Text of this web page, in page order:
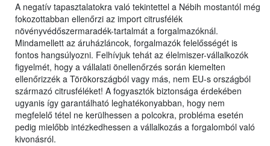
A negatív tapasztalatokra való tekintettel a Nébih mostantól még
fokozottabban ellenőrzi az import citrusfélék
növényvédőszermaradék-tartalmát a forgalmazóknál.
Mindamellett az áruházláncok, forgalmazók felelősségét is
fontos hangsúlyozni. Felhívjuk tehát az élelmiszer-vállalkozók
figyelmét, hogy a vállalati önellenőrzés során kiemelten
ellenőrizzék a Törökországból vagy más, nem EU-s országból
származó citrusféléket! A fogyasztók biztonsága érdekében
ugyanis így garantálható leghatékonyabban, hogy nem
megfelelő tétel ne kerülhessen a polcokra, probléma esetén
pedig mielőbb intézkedhessen a vállalkozás a forgalomból való
kivonásról.